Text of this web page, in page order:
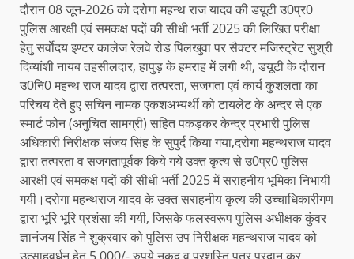
दौरान 08 जून-2026 को दरोगा महन्थ राज यादव की डयूटी उ0प्र0
पुलिस आरक्षी एवं समकक्ष पदों की सीधी भर्ती 2025 की लिखित परीक्षा
हेतु सर्वाेदय इण्टर कालेज रेलवे रोड पिलखुवा पर सैक्टर मजिस्ट्रेट सुश्री
दिव्यांशी नायब तहसीलदार, हापुड़ के हमराह में लगी थी, डयूटी के दौरान
उ0नि0 महन्थ राज यादव द्वारा तत्परता, सजगता एवं कार्य कुशलता का
परिचय देते हुए सचिन नामक एकशअभ्यर्थी को टायलेट के अन्दर से एक
स्मार्ट फोन (अनुचित सामग्री) सहित पकड़कर केन्द्र प्रभारी पुलिस
अधिकारी निरीक्षक संजय सिंह के सुपुर्द किया गया,दरोगा महन्थराज यादव
द्वारा तत्परता व सजगतापूर्वक किये गये उक्त कृत्य से उ0प्र0 पुलिस
आरक्षी एवं समकक्ष पदों की सीधी भर्ती 2025 में सराहनीय भूमिका निभायी
गयी।दरोगा महन्थराज यादव के उक्त सराहनीय कृत्य की उच्चाधिकारीगण
द्वारा भूरि भूरि प्रशंसा की गयी, जिसके फलस्वरूप पुलिस अधीक्षक कुंवर
ज्ञानंजय सिंह ने शुक्रवार को पुलिस उप निरीक्षक महन्थराज यादव को